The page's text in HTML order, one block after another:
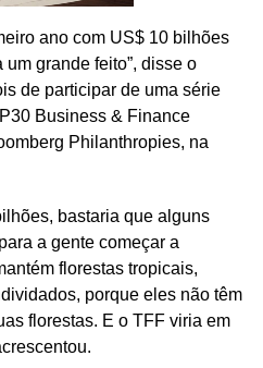
ano com US$ 10 bilhões
grande feito”, disse o
de participar de uma série
Business & Finance
Philanthropies, na
bastaria que alguns
a gente começar a
florestas tropicais,
porque eles não têm
florestas. E o TFF viria em